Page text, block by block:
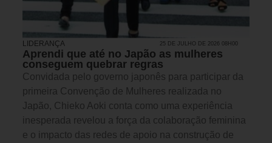
LIDERANÇA 25 DE JULHO DE 2026 08H00
Aprendi que até no Japão as mulheres
conseguem quebrar regras
Convidada pelo governo japonês para participar da
primeira Convenção de Mulheres realizada no
Japão, Chieko Aoki conta como uma experiência
inesperada revelou a força da colaboração feminina
e o impacto das redes de apoio na construção de